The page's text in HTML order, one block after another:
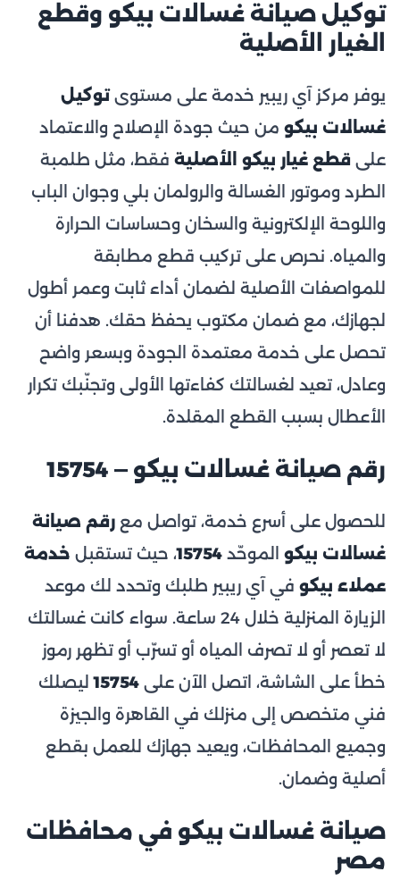
توكيل صيانة غسالات بيكو وقطع
الغيار الأصلية
يوفر مركز آي ريبير خدمة على مستوىتوكيل
غسالات بيكو من حيث جودة الإصلاح والاعتماد
على قطع غيار بيكو الأصلية فقط، مثل طلمبة
الطرد وموتور الغسالة والرولمان بلي وجوان الباب
واللوحة الإلكترونية والسخان وحساسات الحرارة
والمياه. نحرص على تركيب قطع مطابقة
للمواصفات الأصلية لضمان أداء ثابت وعمر أطول
لجهازك، مع ضمان مكتوب يحفظ حقك. هدفنا أن
تحصل على خدمة معتمدة الجودة وبسعر واضح
وعادل، تعيد لغسالتك كفاءتها الأولى وتجنّبك تكرار
الأعطال بسبب القطع المقلدة.
رقم صيانة غسالات بيكو — 15754
للحصول على أسرع خدمة، تواصل مع رقم صيانة
غسالات بيكو الموحّد 15754، حيث تستقبل خدمة
عملاء بيكو في آي ريبير طلبك وتحدد لك موعد
الزيارة المنزلية خلال 24 ساعة. سواء كانت غسالتك
لا تعصر أو لا تصرف المياه أو تسرّب أو تظهر رموز
خطأ على الشاشة، اتصل الآن على 15754ليصلك
فني متخصص إلى منزلك في القاهرة والجيزة
وجميع المحافظات، ويعيد جهازك للعمل بقطع
أصلية وضمان.
صيانة غسالات بيكو في محافظات
مصر